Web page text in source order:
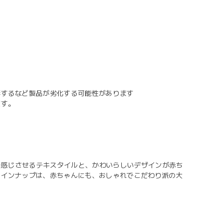
るなど製品が劣化する可能性があります
。
じさせるテキスタイルと、かわいらしいデザインが赤ち
ンナップは、赤ちゃんにも、おしゃれでこだわり派の大